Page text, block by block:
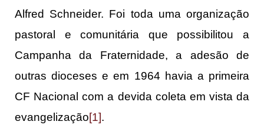
Alfred Schneider. Foi toda uma organização
pastoral e comunitária que possibilitou a
Campanha da Fraternidade, a adesão de
outras dioceses e em 1964 havia a primeira
CF Nacional com a devida coleta em vista da
evangelização[1].